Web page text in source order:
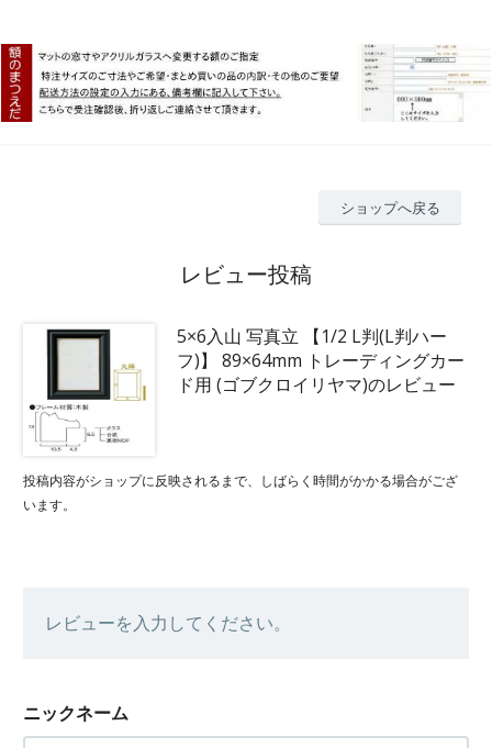
ショップへ戻る
レビュー投稿
5×6入山 写真立 【1/2 L判(L判ハー
フ)】 89×64mm トレーディングカー
ド用 (ゴブクロイリヤマ)のレビュー
投稿内容がショップに反映されるまで、しばらく時間がかかる場合がござ
います。
レビューを入力してください。
ニックネーム